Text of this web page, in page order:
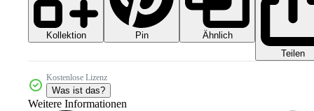
Kollektion Pin
Ähnlich
Teilen
Kostenlose Lizenz
Was ist das?
Weitere Informationen